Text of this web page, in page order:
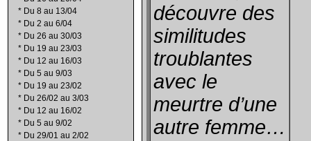
* Du 8 au 13/04
* Du 2 au 6/04
* Du 26 au 30/03
* Du 19 au 23/03
* Du 12 au 16/03
* Du 5 au 9/03
* Du 19 au 23/02
* Du 26/02 au 3/03
* Du 12 au 16/02
* Du 5 au 9/02
* Du 29/01 au 2/02
découvre des
similitudes
troublantes
avec le
meurtre d’une
autre femme…